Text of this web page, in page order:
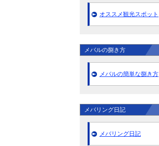
オススメ観光スポット
メバルの捌き方
メバルの簡単な捌き方
メバリング日記
メバリング日記